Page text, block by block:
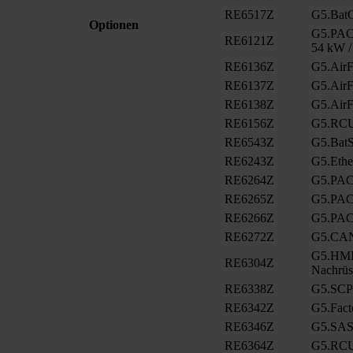
Optionen
RE6517Z
RE6121Z
54 kW
RE6136Z
RE6137Z
RE6138Z
RE6156Z
RE6543Z
RE6243Z
RE6264Z
RE6265Z
RE6266Z
RE6272Z
RE6304Z
RE6338Z
RE6342Z
RE6346Z
RE6364Z